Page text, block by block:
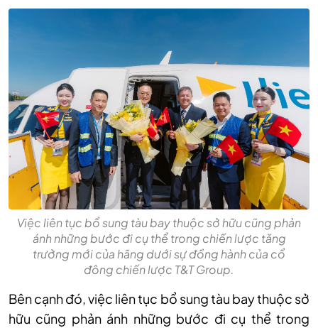
Việc liên tục bổ sung tàu bay thuộc sở hữu cũng phản
ánh những bước đi cụ thể trong chiến lược tăng
trưởng mới của hãng dưới sự đồng hành của cổ
đông chiến lược T&T Group.
Bên cạnh đó, việc liên tục bổ sung tàu bay thuộc sở
hữu cũng phản ánh những bước đi cụ thể trong